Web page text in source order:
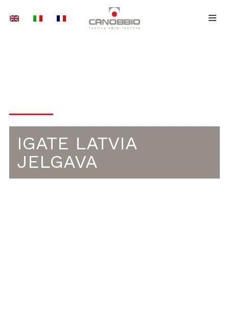
IGATE LATVIA
JELGAVA